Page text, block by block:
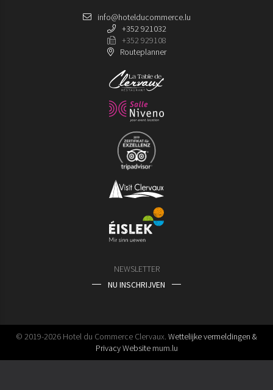
info@hotelducommerce.lu
+352 921032
+352 929108
Routeplanner
NEWSLETTER
NU INSCHRIJVEN
© 2019-2026 Hotel du Commerce Clervaux. Wettelijke vermeldingen &
PrivacyWebsitemum.lu